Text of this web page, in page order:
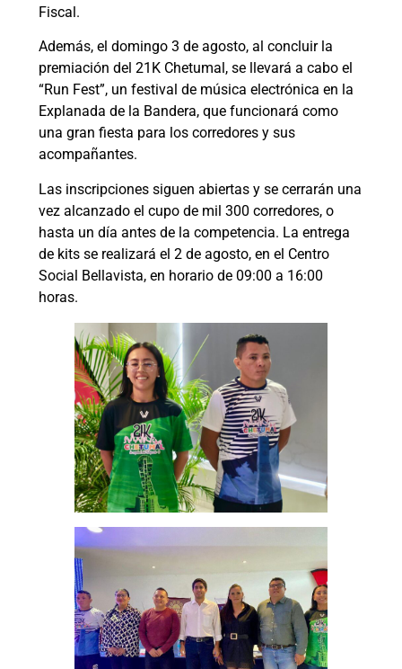
Fiscal.
Además, el domingo 3 de agosto, al concluir la
premiación del 21K Chetumal, se llevará a cabo el
“Run Fest”, un festival de música electrónica en la
Explanada de la Bandera, que funcionará como
una gran fiesta para los corredores y sus
acompañantes.
Las inscripciones siguen abiertas y se cerrarán una
vez alcanzado el cupo de mil 300 corredores, o
hasta un día antes de la competencia. La entrega
de kits se realizará el 2 de agosto, en el Centro
Social Bellavista, en horario de 09:00 a 16:00
horas.